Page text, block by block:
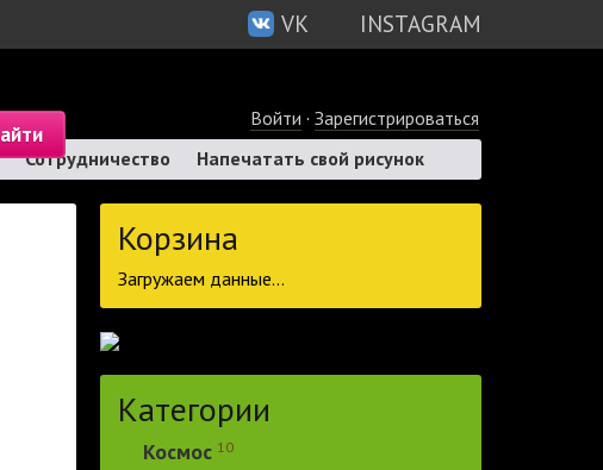
VK INSTAGRAM
Войти · Зарегистрироваться
Сотрудничество Напечатать свой рисунок
Корзина
Загружаем данные...
Категории
Космос 10